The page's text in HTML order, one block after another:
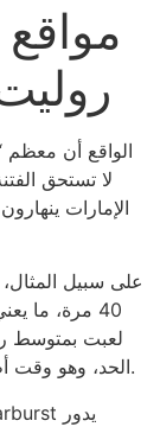
الواقع أن
الإمارات
الحد، وهو وقت أطول من انتظار طابور الفطور في مطعم فاخر.